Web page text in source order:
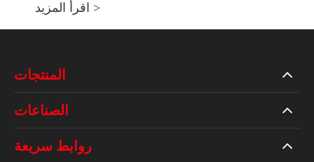
اقرأ المزيد >
المنتجات
الصناعات
روابط سريعة